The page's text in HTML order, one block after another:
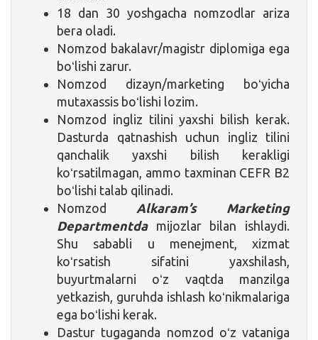
18 dan 30 yoshgacha nomzodlar ariza
bera oladi.
Nomzod bakalavr/magistr diplomiga ega
boʻlishi zarur.
Nomzod dizayn/marketing boʻyicha
mutaxassis boʻlishi lozim.
Nomzod ingliz tilini yaxshi bilish kerak.
Dasturda qatnashish uchun ingliz tilini
qanchalik yaxshi bilish kerakligi
koʻrsatilmagan, ammo taxminan CEFR B2
boʻlishi talab qilinadi.
Nomzod Alkaram’s Marketing
Departmentda mijozlar bilan ishlaydi.
Shu sababli u menejment, xizmat
koʻrsatish sifatini yaxshilash,
buyurtmalarni oʻz vaqtda manzilga
yetkazish, guruhda ishlash koʻnikmalariga
ega boʻlishi kerak.
Dastur tugaganda nomzod oʻz vataniga